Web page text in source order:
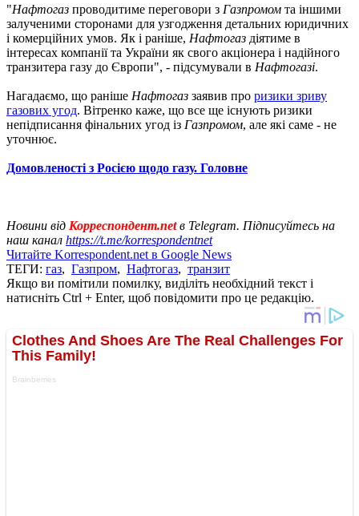
"Нафтогаз проводитиме переговори з Газпромом та іншими
залученими сторонами для узгодження детальних юридичних
і комерційних умов. Як і раніше, Нафтогаз діятиме в
інтересах компанії та України як свого акціонера і надійного
транзитера газу до Європи", - підсумували в Нафтогазі.
Нагадаємо, що раніше Нафтогаз заявив про ризики зриву
газових угод. Вітренко каже, що все ще існують ризики
непідписання фінальних угод із Газпромом, але які саме - не
уточнює.
Домовленості з Росією щодо газу. Головне
Новини від Корреспондент.netв Telegram. Підписуйтесь на
наш канал https://t.me/korrespondentnet
Читайте Korrespondent.net в Google News
ТЕГИ: газ, Газпром, Нафтогаз, транзит
Якщо ви помітили помилку, виділіть необхідний текст і
натисніть Ctrl + Enter, щоб повідомити про це редакцію.